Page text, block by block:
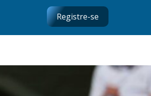
Registre-se